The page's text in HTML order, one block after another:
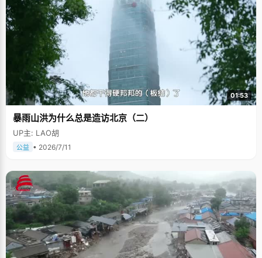
01:53
暴雨山洪为什么总是造访北京（二）
UP主: LAO胡
公益 • 2026/7/11